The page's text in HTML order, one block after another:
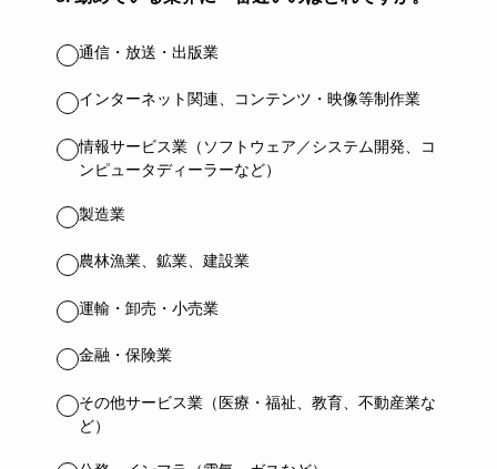
通信・放送・出版業
インターネット関連、コンテンツ・映像等制作業
情報サービス業（ソフトウェア／システム開発、コ
ンピュータディーラーなど）
製造業
農林漁業、鉱業、建設業
運輸・卸売・小売業
金融・保険業
その他サービス業（医療・福祉、教育、不動産業な
ど）